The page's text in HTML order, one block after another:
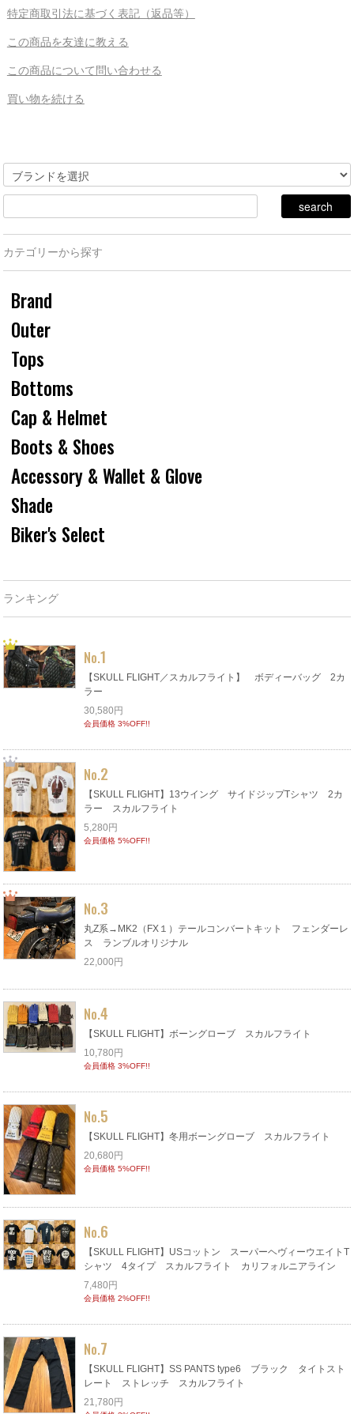
特定商取引法に基づく表記（返品等）
この商品を友達に教える
この商品について問い合わせる
買い物を続ける
カテゴリーから探す
Brand
Outer
Tops
Bottoms
Cap & Helmet
Boots & Shoes
Accessory & Wallet & Glove
Shade
Biker's Select
ランキング
No.1
【SKULL FLIGHT／スカルフライト】 ボディーバッグ 2カ
ラー
30,580円
会員価格 3%OFF!!
No.2
【SKULL FLIGHT】13ウイング サイドジップTシャツ 2カ
ラー スカルフライト
5,280円
会員価格 5%OFF!!
No.3
丸Z系→MK2（FX１）テールコンバートキット フェンダーレ
ス ランブルオリジナル
22,000円
No.4
【SKULL FLIGHT】ボーングローブ スカルフライト
10,780円
会員価格 3%OFF!!
No.5
【SKULL FLIGHT】冬用ボーングローブ スカルフライト
20,680円
会員価格 5%OFF!!
No.6
【SKULL FLIGHT】USコットン スーパーヘヴィーウエイトT
シャツ 4タイプ スカルフライト カリフォルニアライン
7,480円
会員価格 2%OFF!!
No.7
【SKULL FLIGHT】SS PANTS type6 ブラック タイトスト
レート ストレッチ スカルフライト
21,780円